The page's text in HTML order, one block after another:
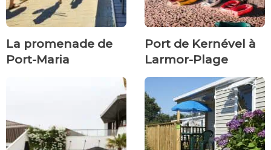
La promenade de
Port-Maria
Port de Kernével à
Larmor-Plage